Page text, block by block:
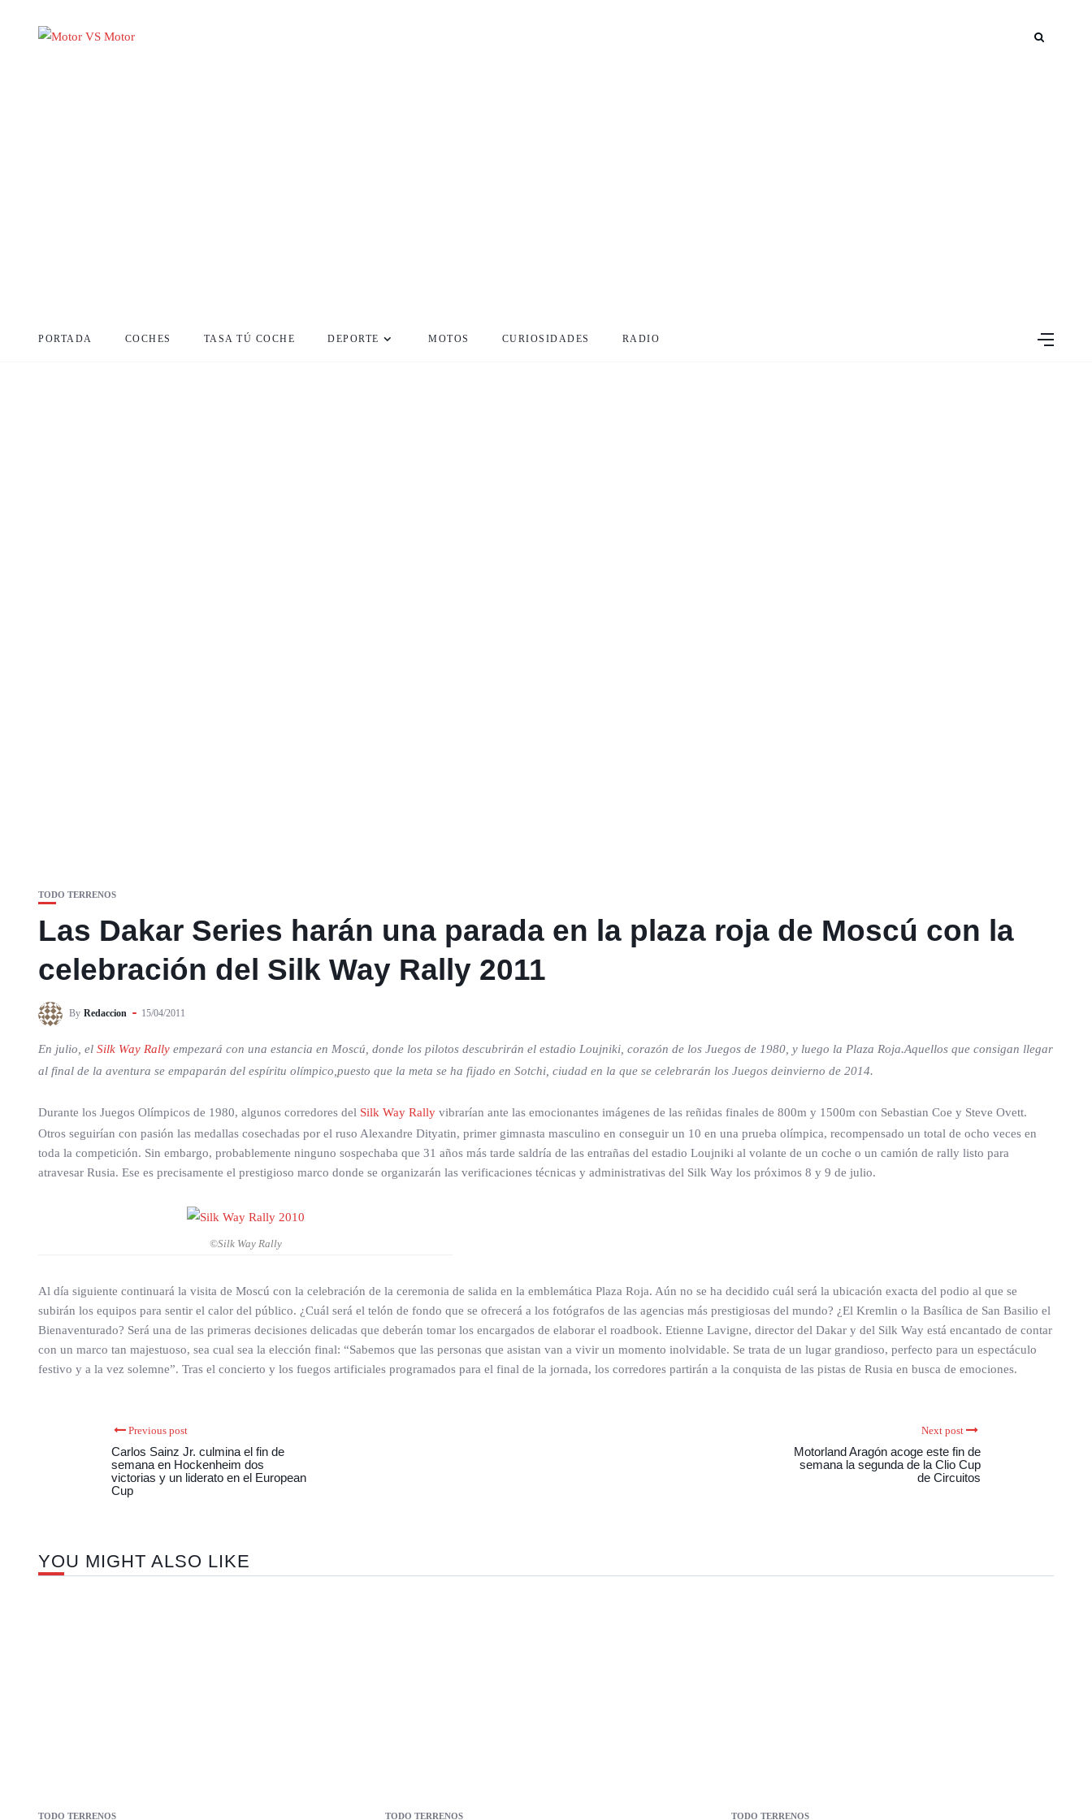
PORTADA COCHES TASA TÚ COCHE DEPORTE MOTOS CURIOSIDADES RADIO
TODO TERRENOS
Las Dakar Series harán una parada en la plaza roja de Moscú con la
celebración del Silk Way Rally 2011
By Redaccion 15/04/2011
En julio, el Silk Way Rally empezará con una estancia en Moscú, donde los pilotos descubrirán el estadio Loujniki, corazón de los Juegos de 1980, y luego la Plaza Roja.Aquellos que consigan llegar
al final de la aventura se empaparán del espíritu olímpico,puesto que la meta se ha fijado en Sotchi, ciudad en la que se celebrarán los Juegos deinvierno de 2014.
Durante los Juegos Olímpicos de 1980, algunos corredores del Silk Way Rally vibrarían ante las emocionantes imágenes de las reñidas finales de 800m y 1500m con Sebastian Coe y Steve Ovett.
Otros seguirían con pasión las medallas cosechadas por el ruso Alexandre Dityatin, primer gimnasta masculino en conseguir un 10 en una prueba olímpica, recompensado un total de ocho veces en
toda la competición. Sin embargo, probablemente ninguno sospechaba que 31 años más tarde saldría de las entrañas del estadio Loujniki al volante de un coche o un camión de rally listo para
atravesar Rusia. Ese es precisamente el prestigioso marco donde se organizarán las verificaciones técnicas y administrativas del Silk Way los próximos 8 y 9 de julio.
©Silk Way Rally
Al día siguiente continuará la visita de Moscú con la celebración de la ceremonia de salida en la emblemática Plaza Roja. Aún no se ha decidido cuál será la ubicación exacta del podio al que se
subirán los equipos para sentir el calor del público. ¿Cuál será el telón de fondo que se ofrecerá a los fotógrafos de las agencias más prestigiosas del mundo? ¿El Kremlin o la Basílica de San Basilio el
Bienaventurado? Será una de las primeras decisiones delicadas que deberán tomar los encargados de elaborar el roadbook. Etienne Lavigne, director del Dakar y del Silk Way está encantado de contar
con un marco tan majestuoso, sea cual sea la elección final: “Sabemos que las personas que asistan van a vivir un momento inolvidable. Se trata de un lugar grandioso, perfecto para un espectáculo
festivo y a la vez solemne”. Tras el concierto y los fuegos artificiales programados para el final de la jornada, los corredores partirán a la conquista de las pistas de Rusia en busca de emociones.
Previous post
Carlos Sainz Jr. culmina el fin de
semana en Hockenheim dos
victorias y un liderato en el European
Cup
Next post
Motorland Aragón acoge este fin de
semana la segunda de la Clio Cup
de Circuitos
YOU MIGHT ALSO LIKE
TODO TERRENOS TODO TERRENOS TODO TERRENOS